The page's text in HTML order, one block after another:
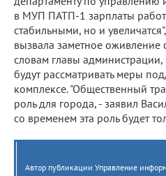
в МУП ПАТП-1 зарплаты
стабильными, но и
вызвала заметное
словам главы
будут рассматривать меры
комплексе. "Общественный
роль для города, - заявил
со временем эта роль будет
Автор публикации Управление